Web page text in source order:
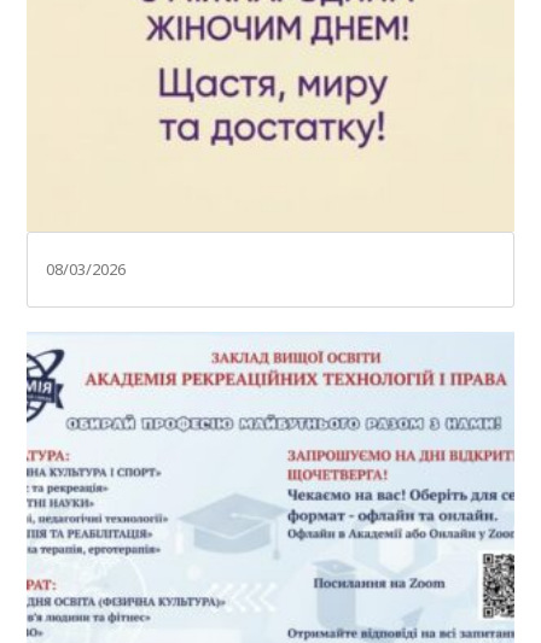
08/03/2026